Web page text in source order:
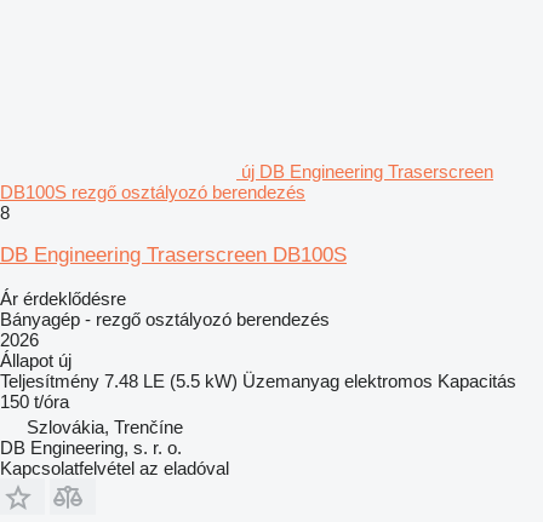
új DB Engineering Traserscreen
DB100S rezgő osztályozó berendezés
8
DB Engineering Traserscreen DB100S
Ár érdeklődésre
Bányagép - rezgő osztályozó berendezés
2026
Állapot új
Teljesítmény 7.48 LE (5.5 kW) Üzemanyag elektromos Kapacitás
150 t/óra
Szlovákia, Trenčíne
DB Engineering, s. r. o.
Kapcsolatfelvétel az eladóval